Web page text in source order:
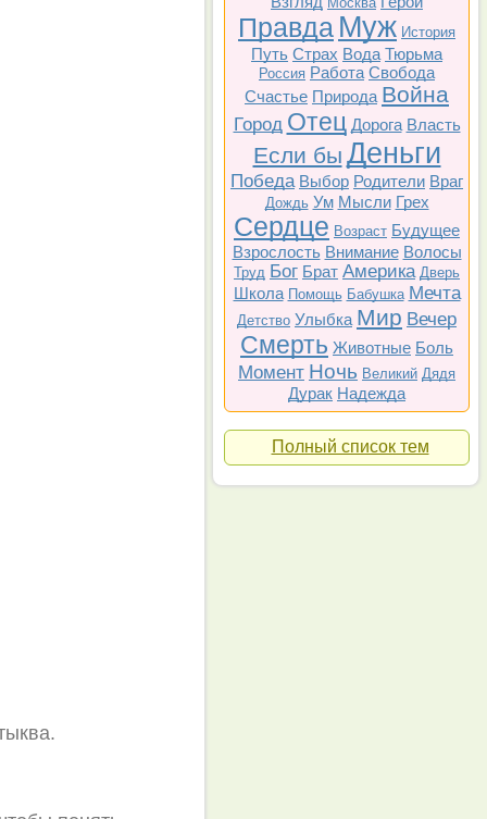
Правда Муж История
Путь Страх Вода Тюрьма
Россия Работа Свобода
Счастье Природа Война
Город Отец Дорога Власть
Если бы Деньги
Победа Выбор Родители Враг
Дождь Ум Мысли Грех
Сердце Возраст Будущее
Взрослость Внимание Волосы
Труд Бог Брат Америка Дверь
Школа Помощь Бабушка Мечта
Детство Улыбка Мир Вечер
Смерть Животные Боль
Момент Ночь Великий Дядя
Дурак Надежда
Полный список тем